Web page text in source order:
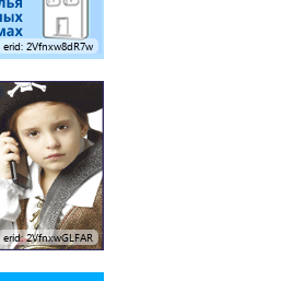
erid: 2Vfnxw8dR7w
erid: 2VfnxwGLFAR